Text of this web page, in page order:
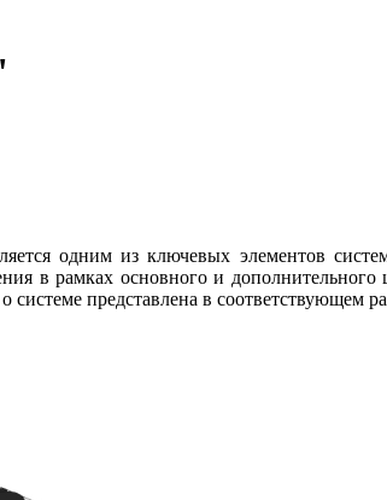
одним из ключевых элементов
в рамках основного и
представлена в соответствующем